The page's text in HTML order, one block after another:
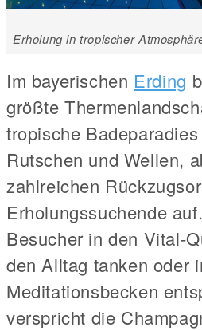
Erholung in tropischer
Im bayerischen Erding
größte
tropische
Rutschen und Wellen,
zahlreichen
Erholungssuchende
Besucher in den Vital-
den Alltag tanken oder
Meditationsbecken
verspricht die